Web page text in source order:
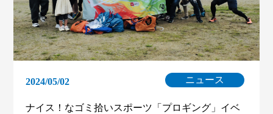
2024/05/02 ニュース
ナイス！なゴミ拾いスポーツ「プロギング」イベ